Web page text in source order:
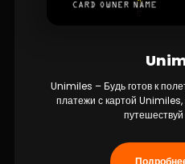
Unimiles – Будь готов к
платежи с картой